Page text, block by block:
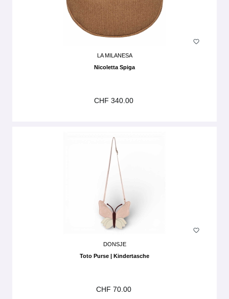
LA MILANESA
Nicoletta Spiga
CHF 340.00
DONSJE
Toto Purse | Kindertasche
CHF 70.00